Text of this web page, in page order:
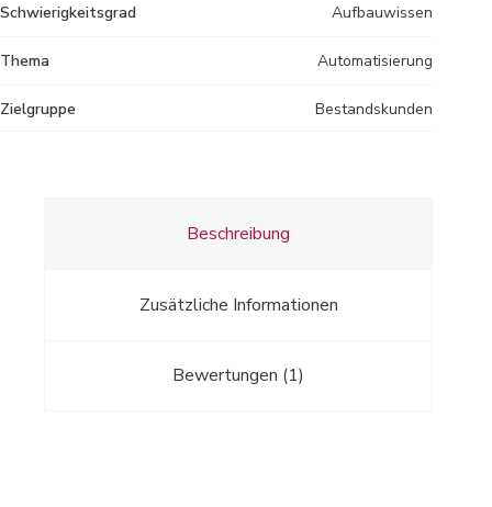
Schwierigkeitsgrad Aufbauwissen
Thema Automatisierung
Zielgruppe Bestandskunden
Beschreibung
Zusätzliche Informationen
Bewertungen (1)